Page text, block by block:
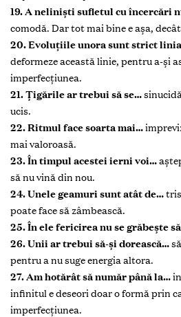
19. A nelinişti sufletul cu încercări
comodă. Dar tot mai bine e aşa,
20. Evoluţiile unora sunt strict
deformeze această linie, pentru a-şi
imperfecţiunea.
21. Ţigările ar trebui să se…
ucis.
22. Ritmul face soarta mai…
mai valoroasă.
23. În timpul acestei ierni voi…
să nu vină din nou.
24. Unele geamuri sunt atât de…
poate face să zâmbească.
25. În ele fericirea nu se grăbeşte
26. Unii ar trebui să-şi dorească…
pentru a nu suge energia altora.
27. Am hotărât să număr până la…
infinitul e deseori doar o formă prin
imperfecţiunea.